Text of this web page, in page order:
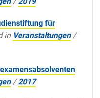
für
in Veranstaltungen /
/2017